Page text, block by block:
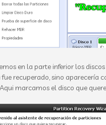
en la parte inferior los
recuperado, sino aparecería
marcamos el disco que